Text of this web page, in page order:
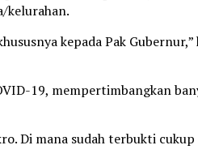
kelurahan.
kepada Pak
19, mempertimbangkan
Di mana sudah terbukti